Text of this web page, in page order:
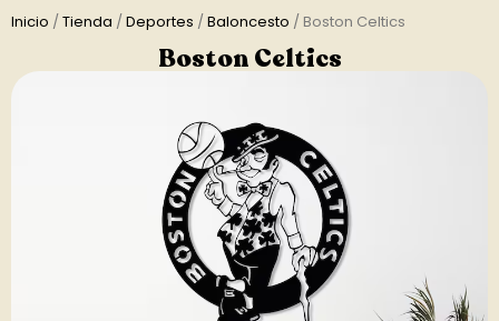
Inicio /Tienda /Deportes /Baloncesto / Boston Celtics
Boston Celtics